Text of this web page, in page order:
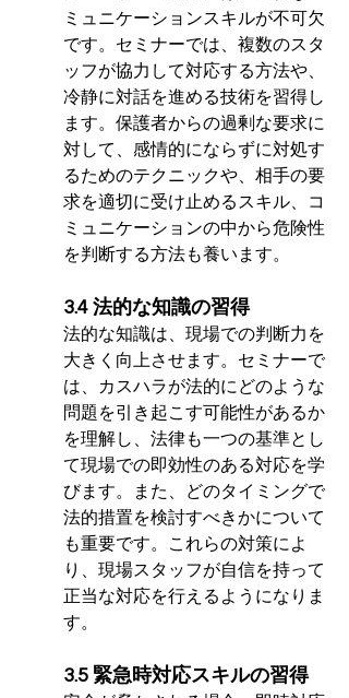
ミュニケーションスキルが不可欠
です。セミナーでは、複数のスタ
ッフが協力して対応する方法や、
冷静に対話を進める技術を習得し
ます。保護者からの過剰な要求に
対して、感情的にならずに対処す
るためのテクニックや、相手の要
求を適切に受け止めるスキル、コ
ミュニケーションの中から危険性
を判断する方法も養います。
3.4 法的な知識の習得
法的な知識は、現場での判断力を
大きく向上させます。セミナーで
は、カスハラが法的にどのような
問題を引き起こす可能性があるか
を理解し、法律も一つの基準とし
て現場での即効性のある対応を学
びます。また、どのタイミングで
法的措置を検討すべきかについて
も重要です。これらの対策によ
り、現場スタッフが自信を持って
正当な対応を行えるようになりま
す。
3.5 緊急時対応スキルの習得